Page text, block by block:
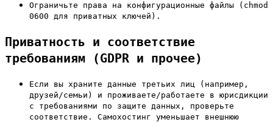
Ограничьте права на конфигурационные файлы (chmod
0600 для приватных ключей).
Приватность и соответствие
требованиям (GDPR и прочее)
Если вы храните данные третьих лиц (например,
друзей/семьи) и проживаете/работаете в юрисдикции
с требованиями по защите данных, проверьте
соответствие. Самохостинг уменьшает внешнюю